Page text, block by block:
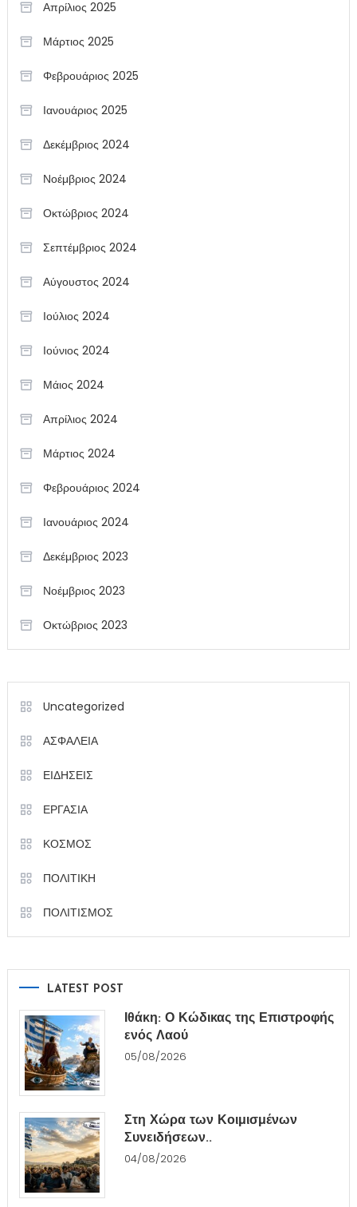
Απρίλιος 2025
Μάρτιος 2025
Φεβρουάριος 2025
Ιανουάριος 2025
Δεκέμβριος 2024
Νοέμβριος 2024
Οκτώβριος 2024
Σεπτέμβριος 2024
Αύγουστος 2024
Ιούλιος 2024
Ιούνιος 2024
Μάιος 2024
Απρίλιος 2024
Μάρτιος 2024
Φεβρουάριος 2024
Ιανουάριος 2024
Δεκέμβριος 2023
Νοέμβριος 2023
Οκτώβριος 2023
Uncategorized
ΑΣΦΑΛΕΙΑ
ΕΙΔΗΣΕΙΣ
ΕΡΓΑΣΙΑ
ΚΟΣΜΟΣ
ΠΟΛΙΤΙΚΗ
ΠΟΛΙΤΙΣΜΟΣ
LATEST POST
Ιθάκη: Ο Κώδικας της Επιστροφής
ενός Λαού
05/08/2026
Στη Χώρα των Κοιμισμένων
Συνειδήσεων..
04/08/2026